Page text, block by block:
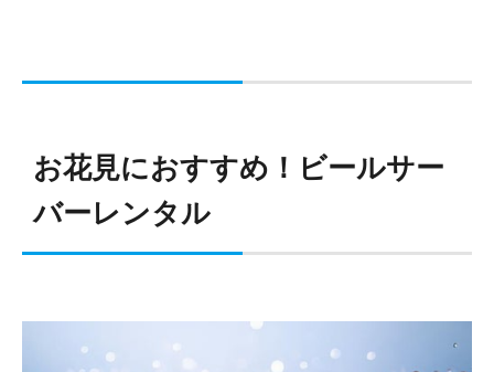
お花見におすすめ！ビールサー
バーレンタル